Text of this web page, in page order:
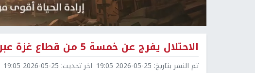
الاحتلال يفرج عن خمسة 5 من قطاع غزة عبر كرم أبو سالم
تم النشر بتاريخ: 2026-05-25 19:05 اخر تحديث: 2026-05-25 19:05